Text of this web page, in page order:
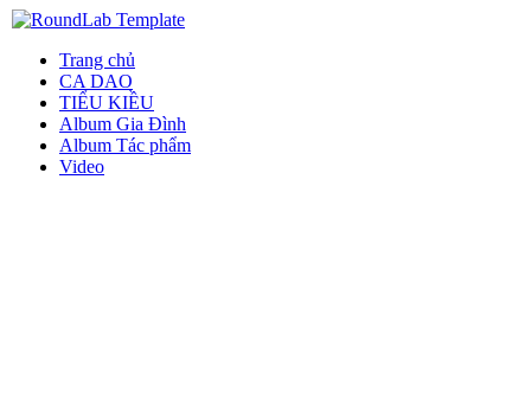
Trang chủ
CA DAO
TIỂU KIỀU
Album Gia Đình
Album Tác phẩm
Video